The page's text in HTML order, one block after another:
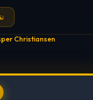
Christiansen